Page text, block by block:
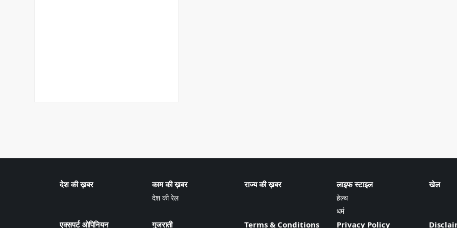
देश की ख़बर काम की ख़बर
देश की रेल
राज्य की ख़बर लाइफ स्टाइल
हेल्थ
धर्म
खेल
एक्सपर्ट ओपिनियन गुजराती Terms & Conditions Privacy Policy